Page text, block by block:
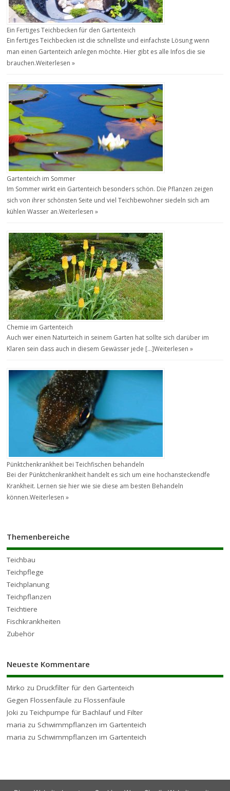
Ein Fertiges Teichbecken für den Gartenteich
Ein fertiges Teichbecken ist die schnellste und einfachste Lösung wenn
man einen Gartenteich anlegen möchte. Hier gibt es alle Infos die sie
brauchen.Weiterlesen »
Gartenteich im Sommer
Im Sommer wirkt ein Gartenteich besonders schön. Die Pflanzen zeigen
sich von ihrer schönsten Seite und viel Teichbewohner siedeln sich am
kühlen Wasser an.Weiterlesen »
Chemie im Gartenteich
Auch wer einen Naturteich in seinem Garten hat sollte sich darüber im
Klaren sein dass auch in diesem Gewässer jede […]Weiterlesen »
Pünktchenkrankheit bei Teichfischen behandeln
Bei der Pünktchenkrankheit handelt es sich um eine hochansteckendfe
Krankheit. Lernen sie hier wie sie diese am besten Behandeln
können.Weiterlesen »
Themenbereiche
Teichbau
Teichpflege
Teichplanung
Teichpflanzen
Teichtiere
Fischkrankheiten
Zubehör
Neueste Kommentare
Mirko zuDruckfilter für den Gartenteich
Gegen Flossenfäule zuFlossenfäule
Joki zuTeichpumpe für Bachlauf und Filter
maria zu Schwimmpflanzen im Gartenteich
maria zu Schwimmpflanzen im Gartenteich